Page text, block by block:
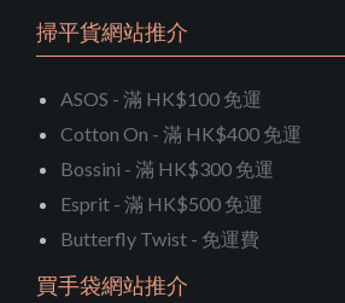
掃平貨網站推介
ASOS - 滿 HK$100 免運
Cotton On - 滿 HK$400 免運
Bossini - 滿 HK$300 免運
Esprit - 滿 HK$500 免運
Butterfly Twist - 免運費
買手袋網站推介